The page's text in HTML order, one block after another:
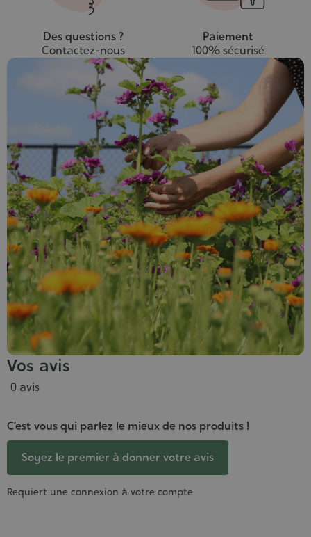
Des questions ?
Contactez-nous
Paiement
100% sécurisé
Vos avis
0 avis
C’est vous qui parlez le mieux de nos produits !
Soyez le premier à donner votre avis
Requiert une connexion à votre compte